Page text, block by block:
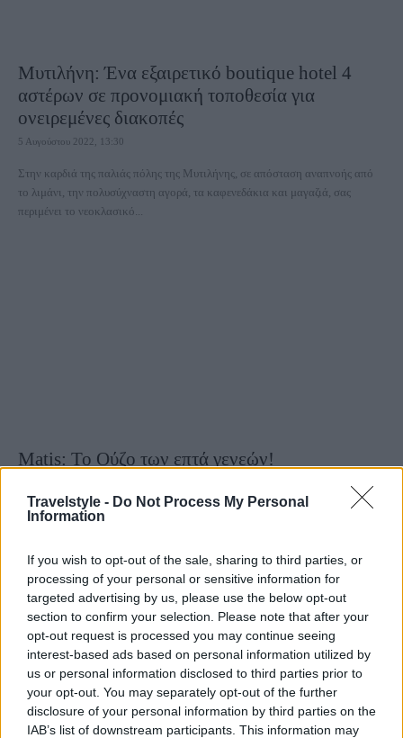
Travelstyle - Do Not Process My Personal
Information
If you wish to opt-out of the sale, sharing to third parties, or
processing of your personal or sensitive information for
targeted advertising by us, please use the below opt-out
section to confirm your selection. Please note that after your
opt-out request is processed you may continue seeing
interest-based ads based on personal information utilized by
us or personal information disclosed to third parties prior to
your opt-out. You may separately opt-out of the further
disclosure of your personal information by third parties on the
IAB’s list of downstream participants. This information may
Μυτιλήνη: Ένα εξαιρετικό boutique hotel 4
αστέρων σε προνομιακή τοποθεσία για
ονειρεμένες διακοπές
5 Αυγούστου 2022, 13:30
Στην καρδιά της παλιάς πόλης της Μυτιλήνης, σε απόσταση αναπνοής από
το λιμάνι, την πολυσύχναστη αγορά, τα καφενεδάκια και μαγαζιά, σας
περιμένει το νεοκλασικό...
Matis: Το Ούζο των επτά γενεών!
Πάντα στην κορυφή! Μία από τις μακροβιότερες ποτοποιίες, η ποτοποιία
γλυκόπιοτη συνταγή του ούζου Μatis, που κερδίζει την προτίμηση...
- Advertisement -